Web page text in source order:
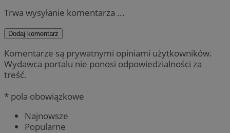
Trwa wysyłanie komentarza ...
Dodaj komentarz
Komentarze są prywatnymi opiniami użytkowników.
Wydawca portalu nie ponosi odpowiedzialności za
treść.
* pola obowiązkowe
Najnowsze
Popularne